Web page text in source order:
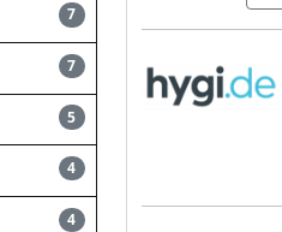
7
7
5
4
4
hygi.de GmbH